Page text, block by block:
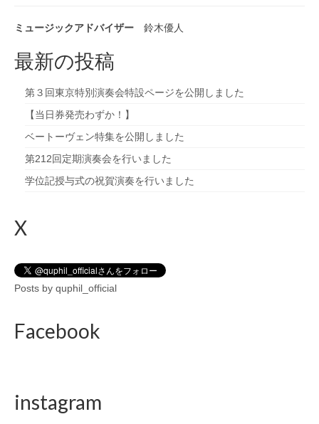
ミュージックアドバイザー 鈴木優人
最新の投稿
第３回東京特別演奏会特設ページを公開しました
【当日券発売わずか！】
ベートーヴェン特集を公開しました
第212回定期演奏会を行いました
学位記授与式の祝賀演奏を行いました
X
Posts by quphil_official
Facebook
instagram